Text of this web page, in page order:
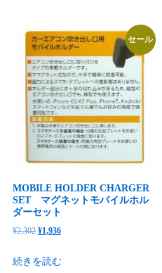
¥6,091
で
し
た。
は
¥3,054
で
す。
セール
MOBILE HOLDER CHARGER
SET マグネットモバイルホル
ダーセット
¥2,302 元
価
¥1,936現
の
続きを読む